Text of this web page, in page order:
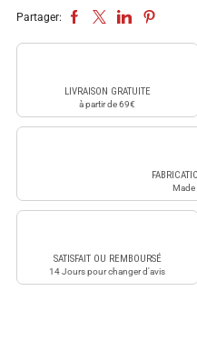
Partager:
LIVRAISON GRATUITE
à partir de 69€
Made
SATISFAIT OU REMBOURSÉ
14 Jours pour changer d'avis